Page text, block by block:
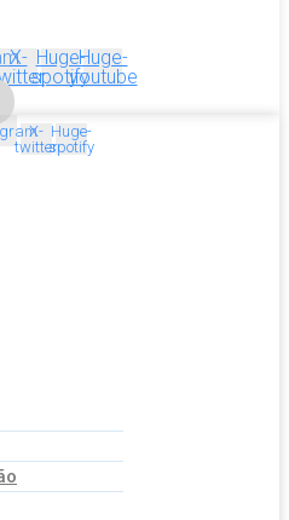
X- Huge-
spotify
Huge-
youtube
X-
twitter
Huge-
spotify